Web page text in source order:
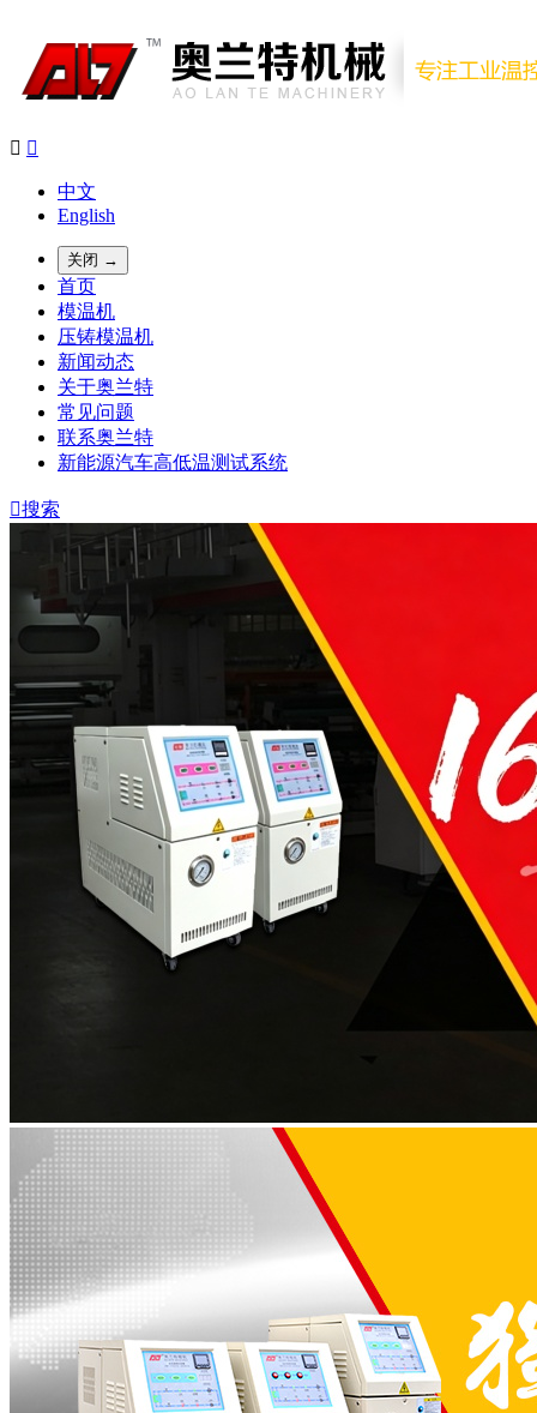
 
中文
English
关闭 →
首页
模温机
压铸模温机
新闻动态
关于奥兰特
常见问题
联系奥兰特
新能源汽车高低温测试系统
搜索